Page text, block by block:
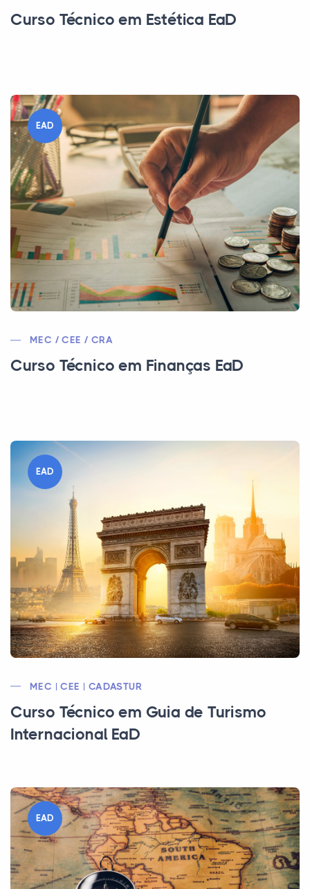
Curso Técnico em Estética EaD
EAD
MEC / CEE / CRA
Curso Técnico em Finanças EaD
EAD
MEC | CEE | CADASTUR
Curso Técnico em Guia de Turismo
Internacional EaD
EAD